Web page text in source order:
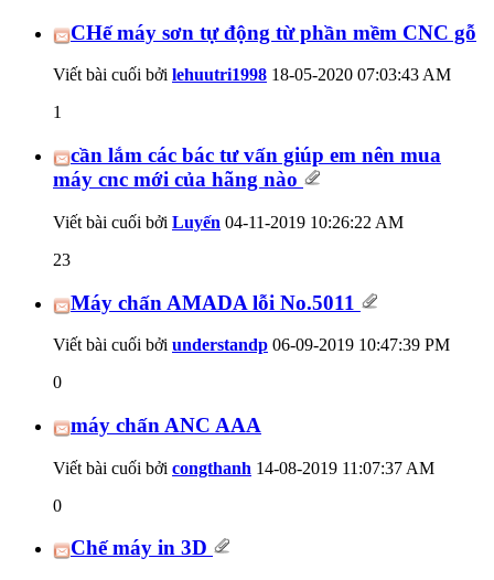
CHế máy sơn tự động từ phần mềm CNC gỗ
Viết bài cuối bởi lehuutri1998 18-05-2020 07:03:43 AM
1
cần lắm các bác tư vấn giúp em nên mua
máy cnc mới của hãng nào
Viết bài cuối bởi Luyến 04-11-2019 10:26:22 AM
23
Máy chấn AMADA lỗi No.5011
Viết bài cuối bởi understandp 06-09-2019 10:47:39 PM
0
máy chấn ANC AAA
Viết bài cuối bởi congthanh 14-08-2019 11:07:37 AM
0
Chế máy in 3D